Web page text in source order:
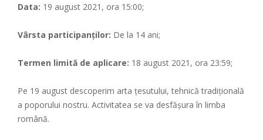
Data: 19 august 2021, ora 15:00;
Vârsta participanților: De la 14 ani;
Termen limită de aplicare: 18 august 2021, ora 23:59;
Pe 19 august descoperim arta țesutului, tehnică tradițională
a poporului nostru. Activitatea se va desfășura în limba
română.